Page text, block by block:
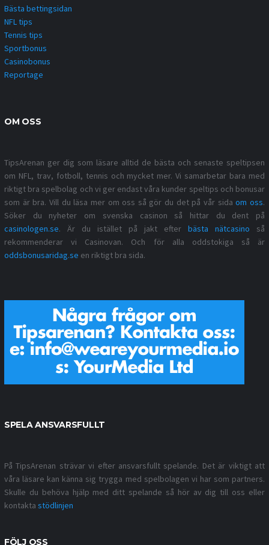
Bästa bettingsidan
NFL tips
Tennis tips
Sportbonus
Casinobonus
Reportage
OM OSS
TipsArenan ger dig som läsare alltid de bästa och senaste speltipsen
om NFL, trav, fotboll, tennis och mycket mer. Vi samarbetar bara med
riktigt bra spelbolag och vi ger endast våra kunder speltips och bonusar
som är bra. Vill du läsa mer om oss så gör du det på vår sidaom oss.
Söker du nyheter om svenska casinon så hittar du dent på
casinologen.se. Är du istället på jakt efter bästa nätcasino så
rekommenderar vi Casinovan. Och för alla oddstokiga så är
oddsbonusaridag.se en riktigt bra sida.
SPELA ANSVARSFULLT
På TipsArenan strävar vi efter ansvarsfullt spelande. Det är viktigt att
våra läsare kan känna sig trygga med spelbolagen vi har som partners.
Skulle du behöva hjälp med ditt spelande så hör av dig till oss eller
kontakta stödlinjen
FÖLJ OSS